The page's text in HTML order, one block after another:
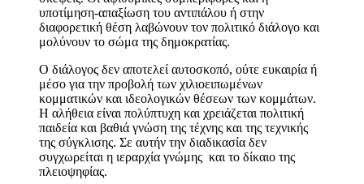
υποτίμηση-απαξίωση του αντιπάλου ή στην
διαφορετική θέση λαβώνουν τον πολιτικό διάλογο και
μολύνουν το σώμα της δημοκρατίας.
Ο διάλογος δεν αποτελεί αυτοσκοπό, ούτε ευκαιρία ή
μέσο για την προβολή των χιλιοειπωμένων
κομματικών και ιδεολογικών θέσεων των κομμάτων.
Η αλήθεια είναι πολύπτυχη και χρειάζεται πολιτική
παιδεία και βαθιά γνώση της τέχνης και της τεχνικής
της σύγκλισης. Σε αυτήν την διαδικασία δεν
συγχωρείται η ιεραρχία γνώμης και το δίκαιο της
πλειοψηφίας.